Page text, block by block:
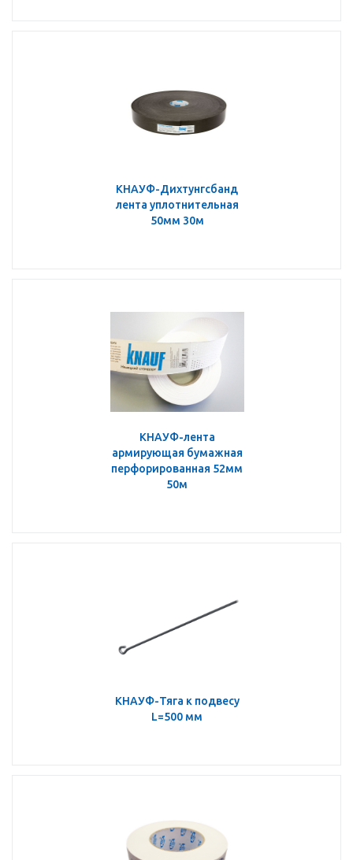
КНАУФ-Дихтунгсбанд
лента уплотнительная
50мм 30м
КНАУФ-лента
армирующая бумажная
перфорированная 52мм
50м
КНАУФ-Тяга к подвесу
L=500 мм